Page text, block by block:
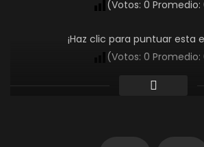
(Votos: 0 Promedio:
¡Haz clic para puntuar esta
(Votos: 0 Promedio: